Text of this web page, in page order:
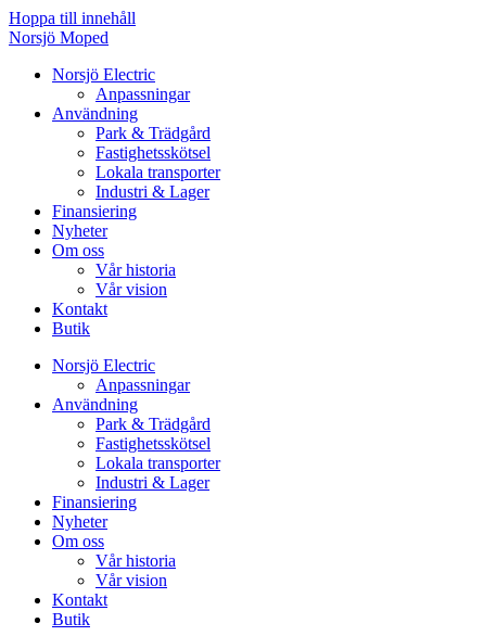
Hoppa till innehåll
Norsjö Moped
Norsjö Electric
Anpassningar
Användning
Park & Trädgård
Fastighetsskötsel
Lokala transporter
Industri & Lager
Finansiering
Nyheter
Om oss
Vår historia
Vår vision
Kontakt
Butik
Norsjö Electric
Anpassningar
Användning
Park & Trädgård
Fastighetsskötsel
Lokala transporter
Industri & Lager
Finansiering
Nyheter
Om oss
Vår historia
Vår vision
Kontakt
Butik